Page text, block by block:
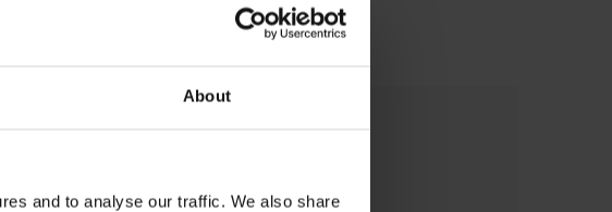
About
and to analyse our traffic. We also share